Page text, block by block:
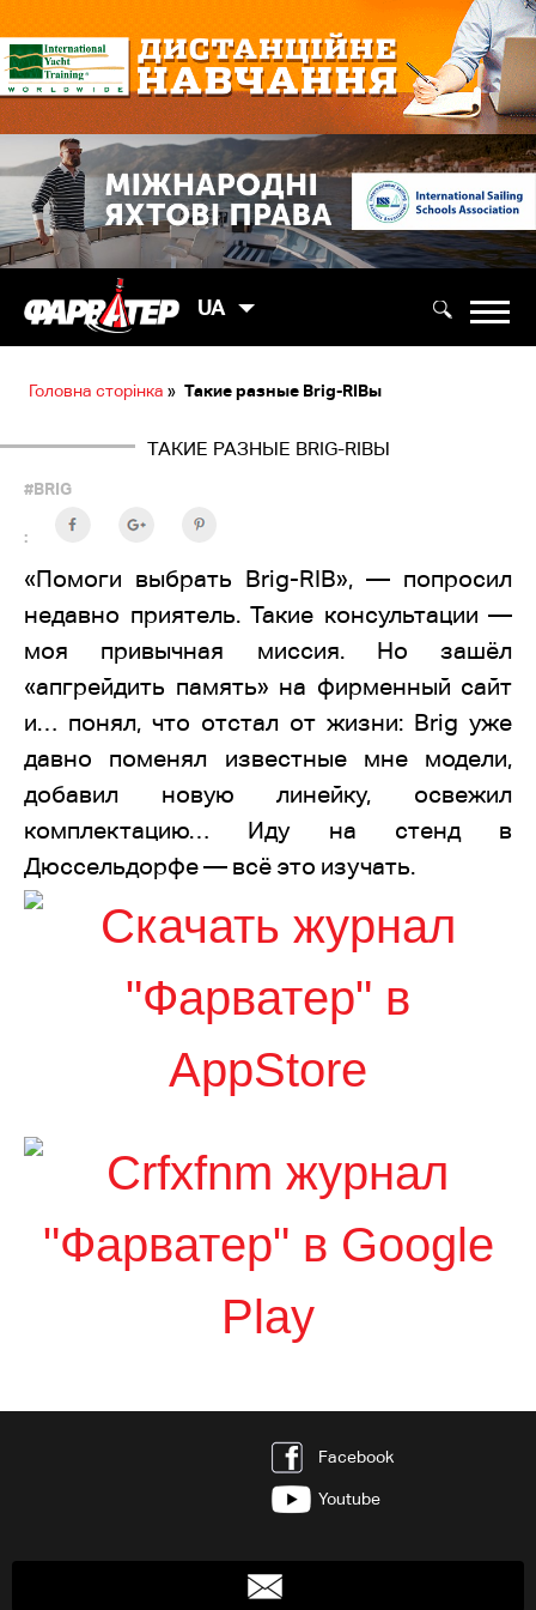
UA
Головна сторінка » Такие разные Brig-RIBы
ТАКИЕ РАЗНЫЕ BRIG-RIBЫ
#BRIG
:
«Помоги выбрать Brig-RIB», — попросил
недавно приятель. Такие консультации —
моя привычная миссия. Но зашёл
«апгрейдить память» на фирменный сайт
и… понял, что отстал от жизни: Brig уже
давно поменял известные мне модели,
добавил новую линейку, освежил
комплектацию… Иду на стенд в
Дюссельдорфе — всё это изучать.
Facebook
Youtube